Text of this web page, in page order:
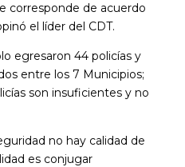
corresponde de acuerdo
el líder del CDT.
egresaron 44 policías y
entre los 7 Municipios;
son insuficientes y no
no hay calidad de
es conjugar